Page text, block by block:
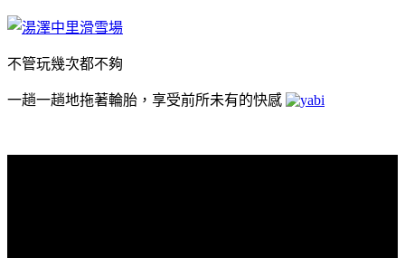
不管玩幾次都不夠
一趟一趟地拖著輪胎，享受前所未有的快感